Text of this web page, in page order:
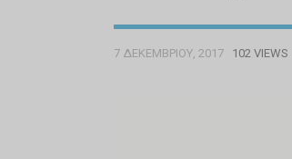
7 ΔΕΚΕΜΒΡΊΟΥ, 2017 102 VIEWS